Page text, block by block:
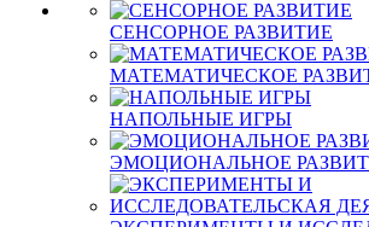
СЕНСОРНОЕ РАЗВИТИЕ
МАТЕМАТИЧЕСКОЕ
НАПОЛЬНЫЕ ИГРЫ
ЭМОЦИОНАЛЬНОЕ